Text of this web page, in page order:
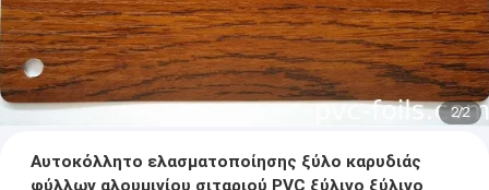
2/2
Αυτοκόλλητο ελασματοποίησης ξύλο καρυδιάς